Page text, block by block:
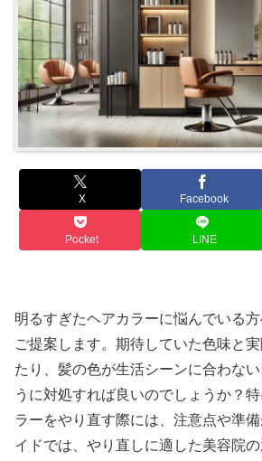
X Facebook
Pocket LINE
明るすぎたヘアカラーに悩んでいる
ご提案します。期待していた色味と
たり、髪の色が生活シーンに合わな
うに対処すれば良いのでしょうか？
ラーをやり直す際には、注意点や準
イドでは、やり直しに適した美容院